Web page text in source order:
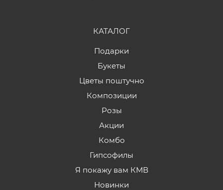
КАТАЛОГ
Подарки
Букеты
Цветы поштучно
Композиции
Розы
Акции
Комбо
Гипсофилы
Я покажу вам КМВ
Новинки